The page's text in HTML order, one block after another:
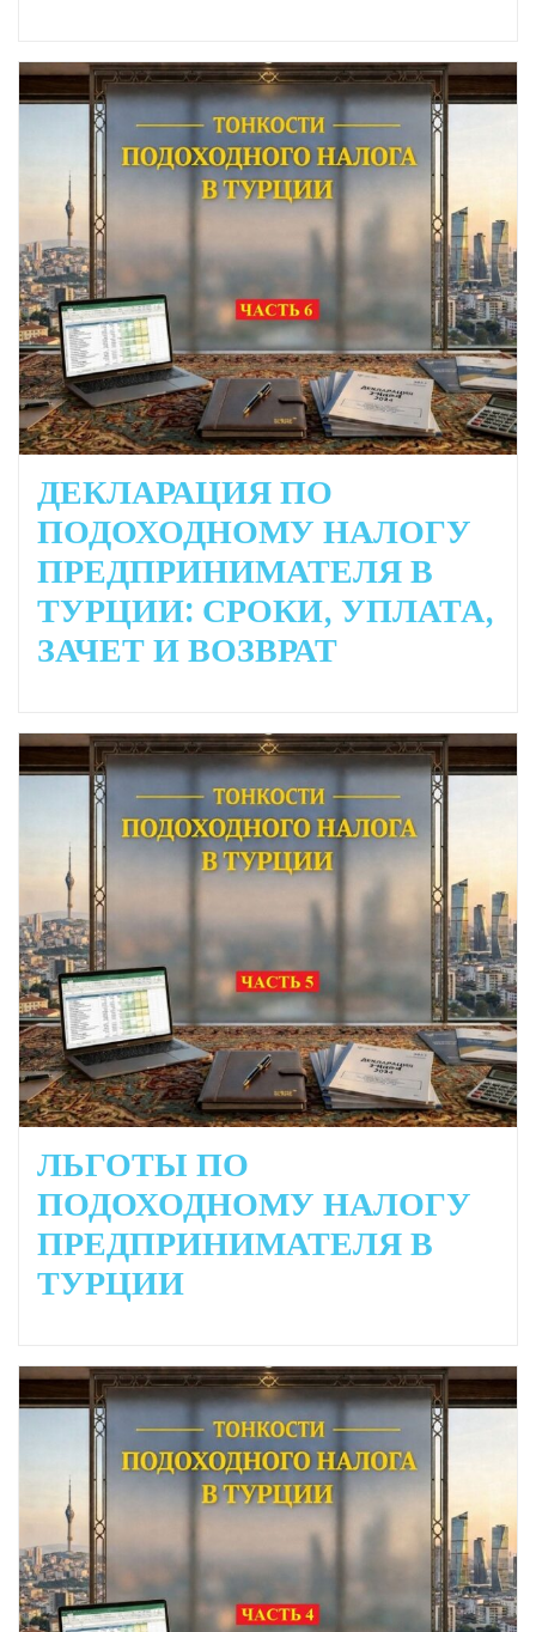
ДЕКЛАРАЦИЯ ПО
ПОДОХОДНОМУ НАЛОГУ
ПРЕДПРИНИМАТЕЛЯ В
ТУРЦИИ: СРОКИ, УПЛАТА,
ЗАЧЕТ И ВОЗВРАТ
ЛЬГОТЫ ПО
ПОДОХОДНОМУ НАЛОГУ
ПРЕДПРИНИМАТЕЛЯ В
ТУРЦИИ